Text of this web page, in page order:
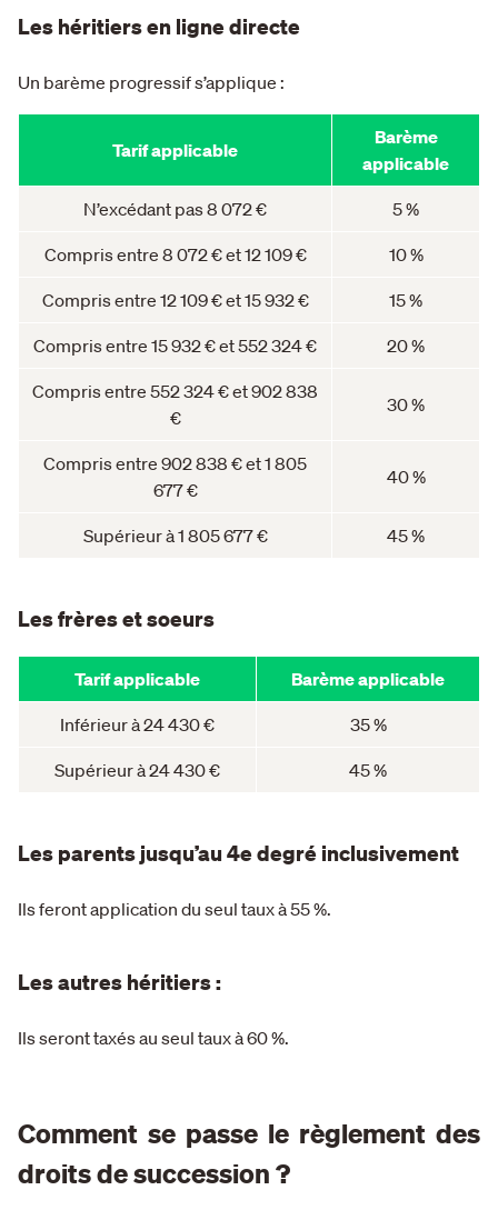
Les héritiers en ligne directe
Un barème progressif s’applique :
Tarif applicable
Barème
applicable
N’excédant pas 8 072 € 5 %
Compris entre 8 072 € et 12 109 € 10 %
Compris entre 12 109 € et 15 932 € 15 %
Compris entre 15 932 € et 552 324 € 20 %
Compris entre 552 324 € et 902 838
€
30 %
Compris entre 902 838 € et 1 805
677 €
40 %
Supérieur à 1 805 677 € 45 %
Les frères et soeurs
Tarif applicable Barème applicable
Inférieur à 24 430 € 35 %
Supérieur à 24 430 € 45 %
Les parents jusqu’au 4e degré inclusivement
Ils feront application du seul taux à 55 %.
Les autres héritiers :
Ils seront taxés au seul taux à 60 %.
Comment se passe le règlement des
droits de succession ?